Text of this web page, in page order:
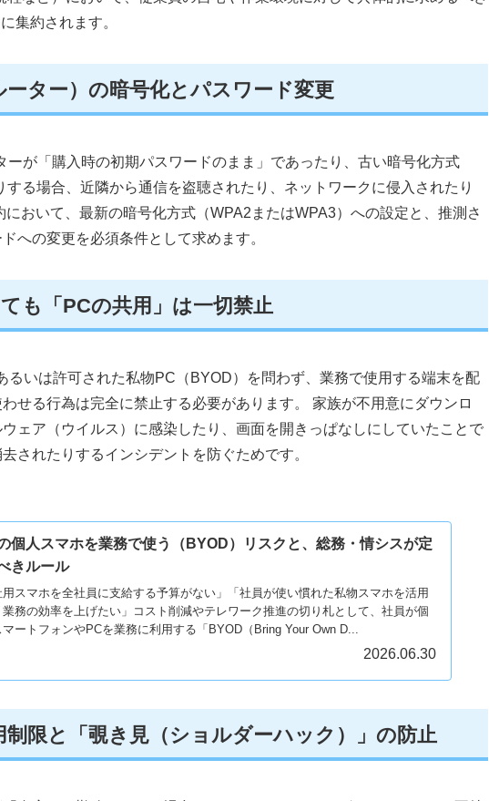
集約されます。
ター）の暗号化とパスワード変更
ーが「購入時の初期パスワードのまま」であったり、古い暗号化方式
する場合、近隣から通信を盗聴されたり、ネットワークに侵入されたり
おいて、最新の暗号化方式（WPA2またはWPA3）への設定と、推測さ
への変更を必須条件として求めます。
も「PCの共用」は一切禁止
るいは許可された私物PC（BYOD）を問わず、業務で使用する端末を配
せる行為は完全に禁止する必要があります。 家族が不用意にダウンロ
ェア（ウイルス）に感染したり、画面を開きっぱなしにしていたことで
されたりするインシデントを防ぐためです。
個人スマホを業務で使う（BYOD）リスクと、総務・情シスが定
きルール
用スマホを全社員に支給する予算がない」「社員が使い慣れた私物スマホを活用
業務の効率を上げたい」コスト削減やテレワーク推進の切り札として、社員が個
マートフォンやPCを業務に利用する「BYOD（Bring Your Own D...
2026.06.30
限と「覗き見（ショルダーハック）」の防止